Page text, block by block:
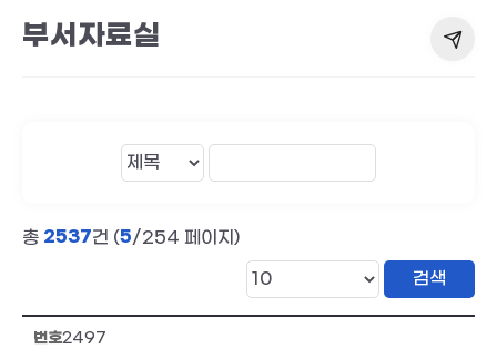
부서자료실
총 2537건 (5/254 페이지)
2497